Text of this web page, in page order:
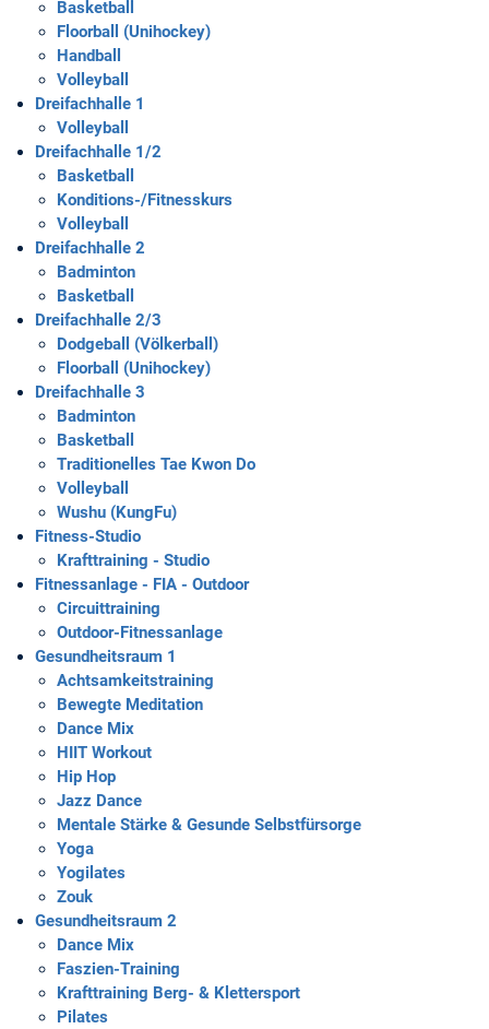
Basketball
Floorball (Unihockey)
Handball
Volleyball
Dreifachhalle 1
Volleyball
Dreifachhalle 1/2
Basketball
Konditions-/Fitnesskurs
Volleyball
Dreifachhalle 2
Badminton
Basketball
Dreifachhalle 2/3
Dodgeball (Völkerball)
Floorball (Unihockey)
Dreifachhalle 3
Badminton
Basketball
Traditionelles Tae Kwon Do
Volleyball
Wushu (KungFu)
Fitness-Studio
Krafttraining - Studio
Fitnessanlage - FIA - Outdoor
Circuittraining
Outdoor-Fitnessanlage
Gesundheitsraum 1
Achtsamkeitstraining
Bewegte Meditation
Dance Mix
HIIT Workout
Hip Hop
Jazz Dance
Mentale Stärke & Gesunde Selbstfürsorge
Yoga
Yogilates
Zouk
Gesundheitsraum 2
Dance Mix
Faszien-Training
Krafttraining Berg- & Klettersport
Pilates